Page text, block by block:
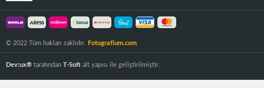
© 2022 Tüm hakları saklıdır. Fotografium.com
Dev:ux® tarafından T-Soft alt yapısı ile geliştirilmiştir.